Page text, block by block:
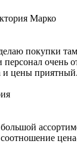
Марко
покупки
персонал очень
и цены